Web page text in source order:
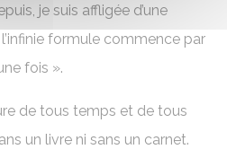
je suis affligée d’une
formule commence par
fois ».
de tous temps et de tous
un livre ni sans un carnet.